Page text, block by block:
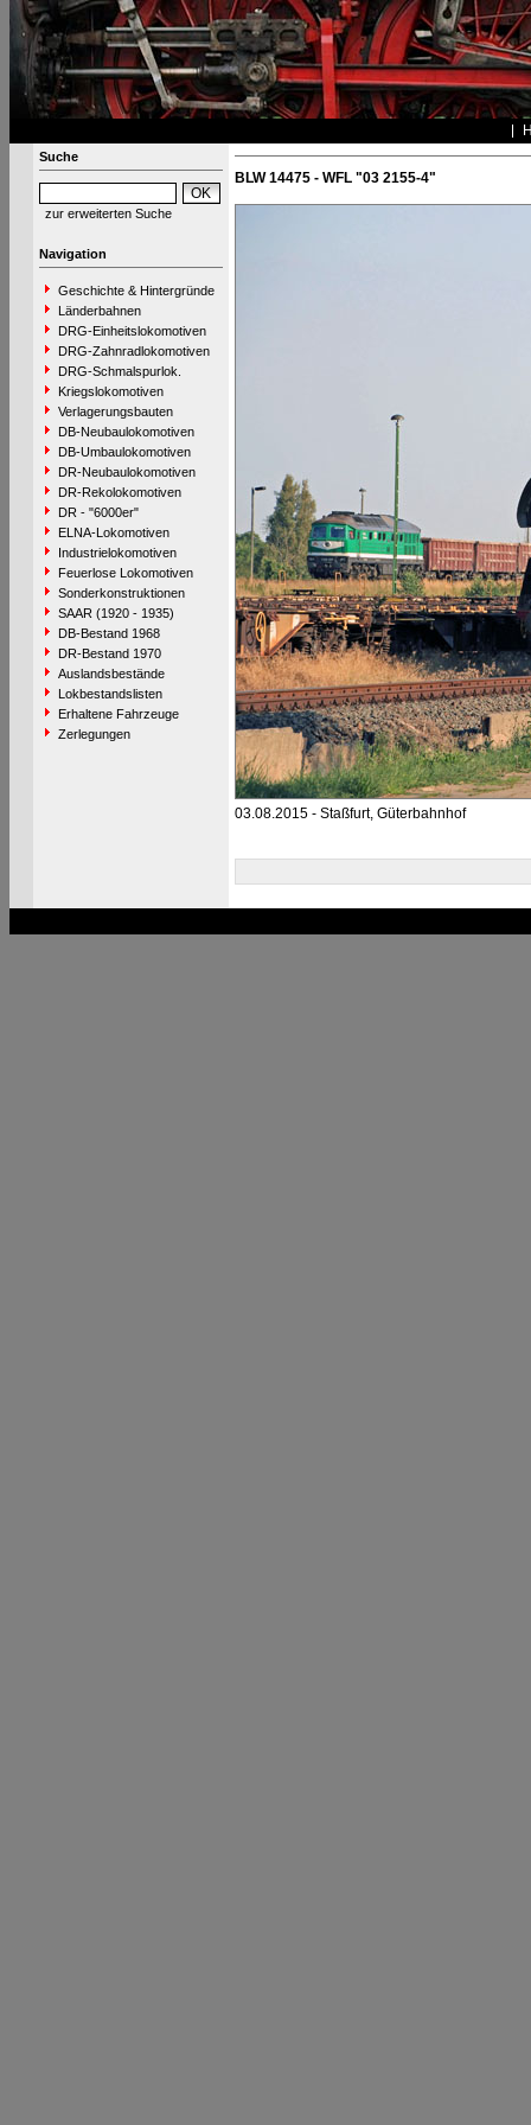
Suche
zur erweiterten Suche
Navigation
Geschichte & Hintergründe
Länderbahnen
DRG-Einheitslokomotiven
DRG-Zahnradlokomotiven
DRG-Schmalspurlok.
Kriegslokomotiven
Verlagerungsbauten
DB-Neubaulokomotiven
DB-Umbaulokomotiven
DR-Neubaulokomotiven
DR-Rekolokomotiven
DR - "6000er"
ELNA-Lokomotiven
Industrielokomotiven
Feuerlose Lokomotiven
Sonderkonstruktionen
SAAR (1920 - 1935)
DB-Bestand 1968
DR-Bestand 1970
Auslandsbestände
Lokbestandslisten
Erhaltene Fahrzeuge
Zerlegungen
BLW 14475 - WFL "03 2155-4"
03.08.2015 - Staßfurt, Güterbahnhof